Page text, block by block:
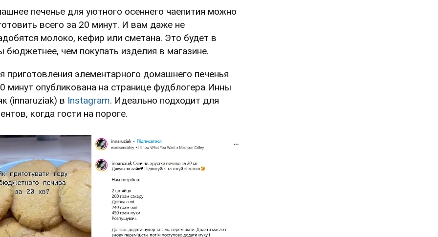
печенье для уютного осеннего чаепития можно
всего за 20 минут. И вам даже не
молоко, кефир или сметана. Это будет в
бюджетнее, чем покупать изделия в магазине.
приготовления элементарного домашнего печенья
минут опубликована на странице фудблогера Инны
(innaruziak) в Instagram. Идеально подходит для
когда гости на пороге.